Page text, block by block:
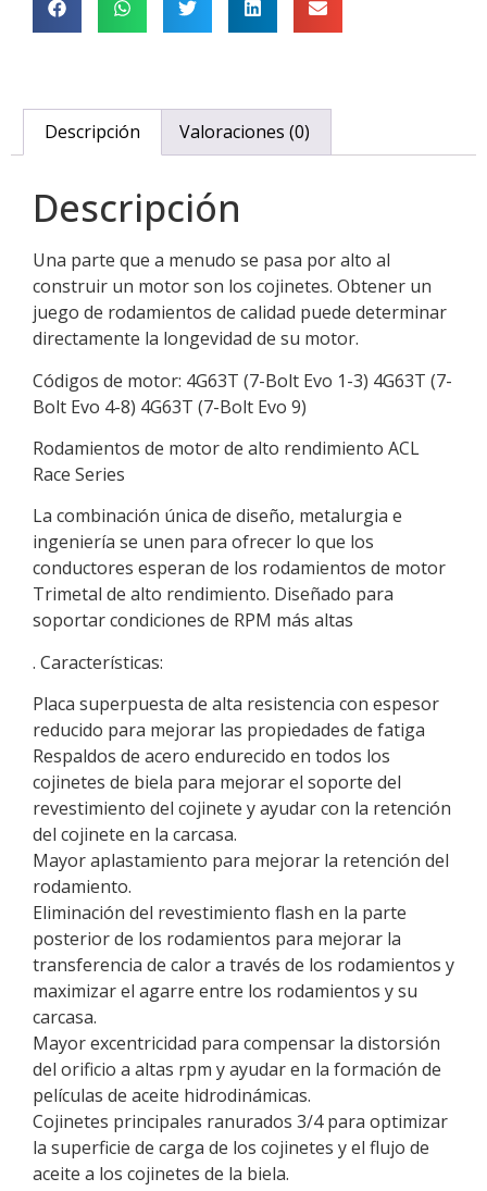
Descripción Valoraciones (0)
Descripción
Una parte que a menudo se pasa por alto al
construir un motor son los cojinetes. Obtener un
juego de rodamientos de calidad puede determinar
directamente la longevidad de su motor.
Códigos de motor: 4G63T (7-Bolt Evo 1-3) 4G63T (7-
Bolt Evo 4-8) 4G63T (7-Bolt Evo 9)
Rodamientos de motor de alto rendimiento ACL
Race Series
La combinación única de diseño, metalurgia e
ingeniería se unen para ofrecer lo que los
conductores esperan de los rodamientos de motor
Trimetal de alto rendimiento. Diseñado para
soportar condiciones de RPM más altas
. Características:
Placa superpuesta de alta resistencia con espesor
reducido para mejorar las propiedades de fatiga
Respaldos de acero endurecido en todos los
cojinetes de biela para mejorar el soporte del
revestimiento del cojinete y ayudar con la retención
del cojinete en la carcasa.
Mayor aplastamiento para mejorar la retención del
rodamiento.
Eliminación del revestimiento flash en la parte
posterior de los rodamientos para mejorar la
transferencia de calor a través de los rodamientos y
maximizar el agarre entre los rodamientos y su
carcasa.
Mayor excentricidad para compensar la distorsión
del orificio a altas rpm y ayudar en la formación de
películas de aceite hidrodinámicas.
Cojinetes principales ranurados 3/4 para optimizar
la superficie de carga de los cojinetes y el flujo de
aceite a los cojinetes de la biela.